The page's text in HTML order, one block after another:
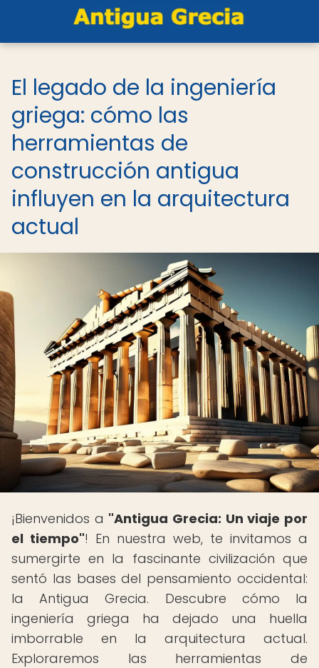
El legado de la ingeniería
griega: cómo las
herramientas de
construcción antigua
influyen en la arquitectura
actual
¡Bienvenidos a "Antigua Grecia: Un viaje por
el tiempo"! En nuestra web, te invitamos a
sumergirte en la fascinante civilización que
sentó las bases del pensamiento occidental:
la Antigua Grecia. Descubre cómo la
ingeniería griega ha dejado una huella
imborrable en la arquitectura actual.
Exploraremos las herramientas de